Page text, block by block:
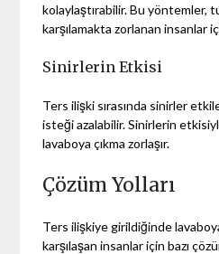
kolaylaştırabilir. Bu yöntemler,
karşılamakta zorlanan insanlar
Sinirlerin Etkisi
Ters ilişki sırasında sinirler
isteği azalabilir. Sinirlerin
lavaboya çıkma zorlaşır.
Çözüm Yolları
Ters ilişkiye girildiğinde
karşılaşan insanlar için bazı